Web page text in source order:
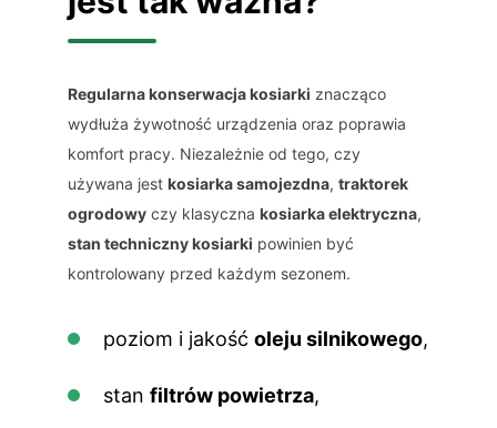
Regularna konserwacja kosiarki znacząco
wydłuża żywotność urządzenia oraz poprawia
komfort pracy. Niezależnie od tego, czy
używana jest kosiarka samojezdna, traktorek
ogrodowy czy klasyczna kosiarka elektryczna,
stan techniczny kosiarki powinien być
kontrolowany przed każdym sezonem.
poziom i jakość oleju silnikowego,
stan filtrów powietrza,